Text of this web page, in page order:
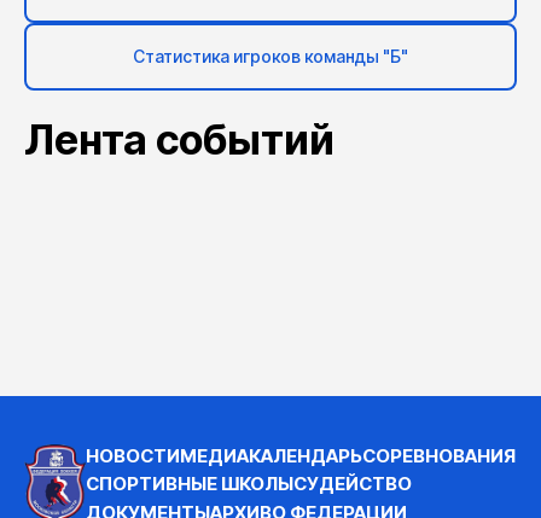
Статистика игроков команды "Б"
Лента событий
НОВОСТИМЕДИАКАЛЕНДАРЬСОРЕВНОВАНИЯ
СПОРТИВНЫЕ ШКОЛЫСУДЕЙСТВО
ДОКУМЕНТЫАРХИВО ФЕДЕРАЦИИ